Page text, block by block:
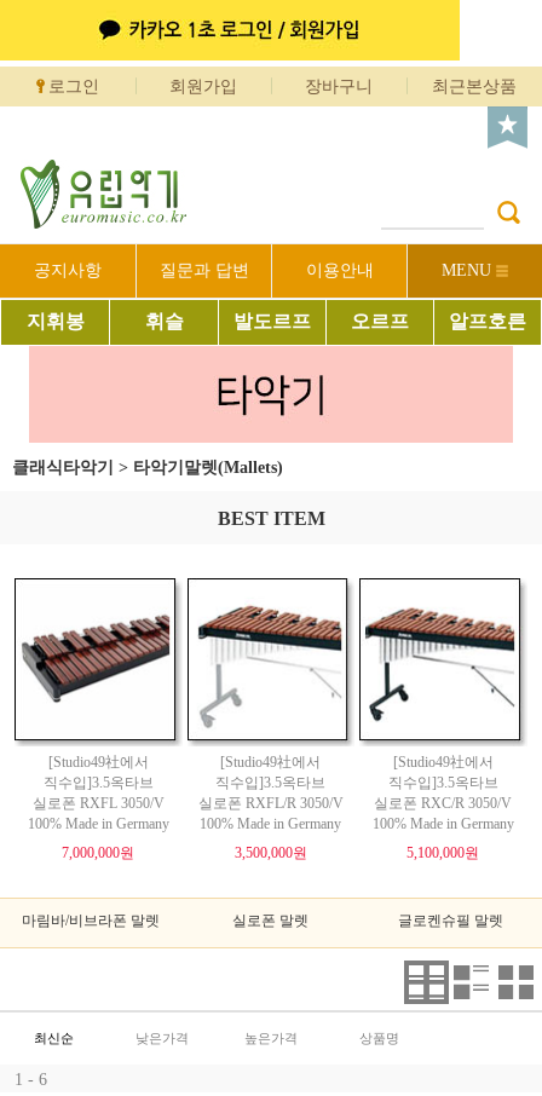
로그인 회원가입 장바구니 최근본상품
공지사항 질문과 답변 이용안내 MENU
지휘봉 휘슬 발도르프 오르프 알프호른
클래식타악기 > 타악기말렛(Mallets)
BEST ITEM
[Studio49社에서
직수입]3.5옥타브
실로폰 RXFL 3050/V
100% Made in Germany
7,000,000원
[Studio49社에서
직수입]3.5옥타브
실로폰 RXFL/R 3050/V
100% Made in Germany
3,500,000원
[Studio49社에서
직수입]3.5옥타브
실로폰 RXC/R 3050/V
100% Made in Germany
5,100,000원
마림바/비브라폰 말렛 실로폰 말렛 글로켄슈필 말렛
최신순 낮은가격 높은가격 상품명
1 - 6